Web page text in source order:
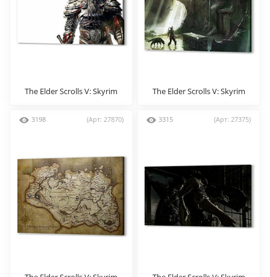
The Elder Scrolls V: Skyrim The Elder Scrolls V: Skyrim
3198 (Арт: 27870) 3315 (Арт: 27375)